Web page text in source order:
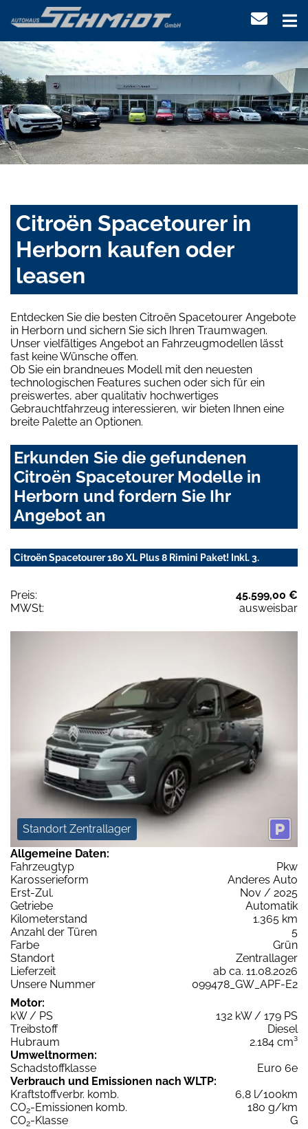
Citroën Spacetourer in
Herborn kaufen oder
leasen
Entdecken Sie die besten Citroën Spacetourer Angebote
in Herborn und sichern Sie sich Ihren Traumwagen.
Unser vielfältiges Angebot an Fahrzeugmodellen lässt
fast keine Wünsche offen.
Ob Sie ein brandneues Modell mit den neuesten
technologischen Features suchen oder sich für ein
preiswertes, aber qualitativ hochwertiges
Gebrauchtfahrzeug interessieren, wir bieten Ihnen eine
breite Palette an Optionen.
Erkunden Sie die gefundenen
Citroën Spacetourer Modelle in
Herborn und fordern Sie Ihr
Angebot an
Citroën Spacetourer 180 XL Plus 8 Rimini Paket! Inkl. 3.
Preis:
45.599,00 €
MWSt:
ausweisbar
Standort Zentrallager
Allgemeine Daten:
Fahrzeugtyp
Pkw
Karosserieform
Anderes Auto
Erst-Zul.
Nov / 2025
Getriebe
Automatik
Kilometerstand
1.365 km
Anzahl der Türen
5
Farbe
Grün
Standort
Zentrallager
Lieferzeit
ab ca. 11.08.2026
Unsere Nummer
099478_GW_APF-E2
Motor:
kW / PS
132 kW / 179 PS
Treibstoff
Diesel
Hubraum
2.184 cm³
Umweltnormen:
Schadstoffklasse
Euro 6e
Verbrauch und Emissionen nach WLTP:
Kraftstoffverbr. komb.
6,8 l/100km
CO2-Emissionen komb.
180 g/km
CO2-Klasse
G